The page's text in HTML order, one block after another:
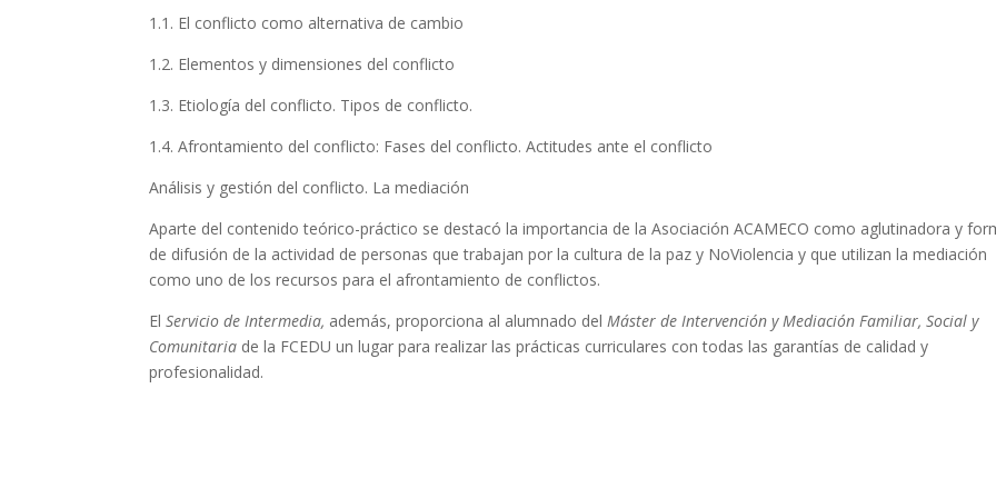
1.1. El conflicto como alternativa de cambio
1.2. Elementos y dimensiones del conflicto
1.3. Etiología del conflicto. Tipos de conflicto.
1.4. Afrontamiento del conflicto: Fases del conflicto. Actitudes ante el conflicto
Análisis y gestión del conflicto. La mediación
Aparte del contenido teórico-práctico se destacó la importancia de la Asociación ACAMECO como aglutinadora y
de difusión de la actividad de personas que trabajan por la cultura de la paz y NoViolencia y que utilizan la mediación
como uno de los recursos para el afrontamiento de conflictos.
ElServicio de Intermedia, además, proporciona al alumnado delMáster de Intervención y Mediación Familiar, Social y
Comunitaria de la FCEDU un lugar para realizar las prácticas curriculares con todas las garantías de calidad y
profesionalidad.